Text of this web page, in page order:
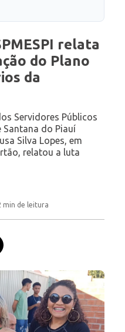
relata
do Plano
da
Servidores Públicos
Santana do Piauí
Silva Lopes, em
relatou a luta
min de leitura